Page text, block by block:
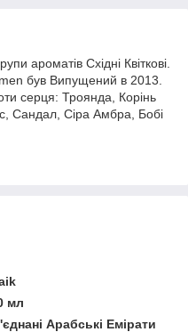
ароматів Східні Квіткові.
був Випущений в 2013.
серця: Троянда, Корінь
Сандал, Сіра Амбра, Бобі
мл
Арабські Емірати